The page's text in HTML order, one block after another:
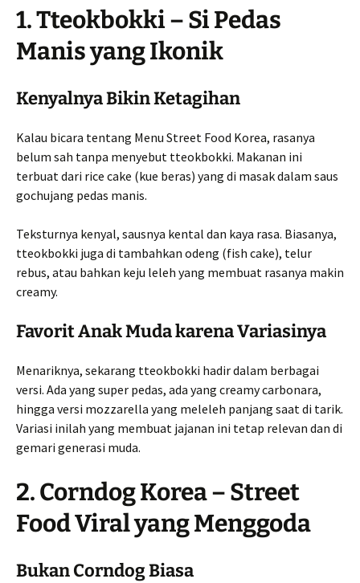
1. Tteokbokki – Si Pedas
Manis yang Ikonik
Kenyalnya Bikin Ketagihan
Kalau bicara tentang Menu Street Food Korea, rasanya
belum sah tanpa menyebut tteokbokki. Makanan ini
terbuat dari rice cake (kue beras) yang di masak dalam saus
gochujang pedas manis.
Teksturnya kenyal, sausnya kental dan kaya rasa. Biasanya,
tteokbokki juga di tambahkan odeng (fish cake), telur
rebus, atau bahkan keju leleh yang membuat rasanya makin
creamy.
Favorit Anak Muda karena Variasinya
Menariknya, sekarang tteokbokki hadir dalam berbagai
versi. Ada yang super pedas, ada yang creamy carbonara,
hingga versi mozzarella yang meleleh panjang saat di tarik.
Variasi inilah yang membuat jajanan ini tetap relevan dan di
gemari generasi muda.
2. Corndog Korea – Street
Food Viral yang Menggoda
Bukan Corndog Biasa